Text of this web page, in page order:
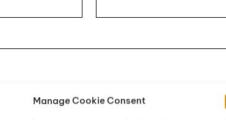
Manage Cookie Consent